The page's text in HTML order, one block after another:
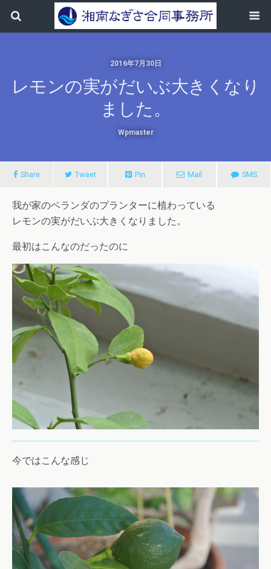
2016年7月30日
レモンの実がだいぶ大きくなり
ました。
Wpmaster
Share Tweet Pin Mail SMS
我が家のベランダのプランターに植わっている
レモンの実がだいぶ大きくなりました。
最初はこんなのだったのに
今ではこんな感じ